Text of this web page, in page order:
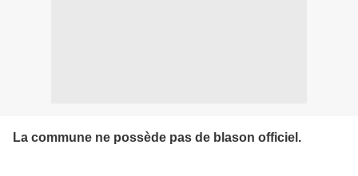
La commune ne possède pas de blason officiel.